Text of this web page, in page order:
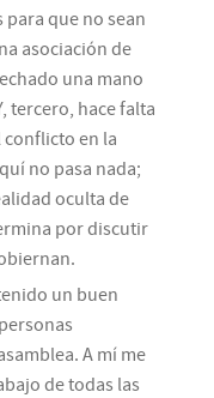
que no sean
asociación de
una mano
tercero, hace falta
en la
no pasa nada;
oculta de
por discutir
un buen
A mí me
de todas las